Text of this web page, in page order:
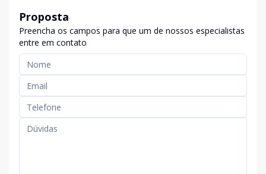
Proposta
Preencha os campos para que um de nossos especialistas
entre em contato